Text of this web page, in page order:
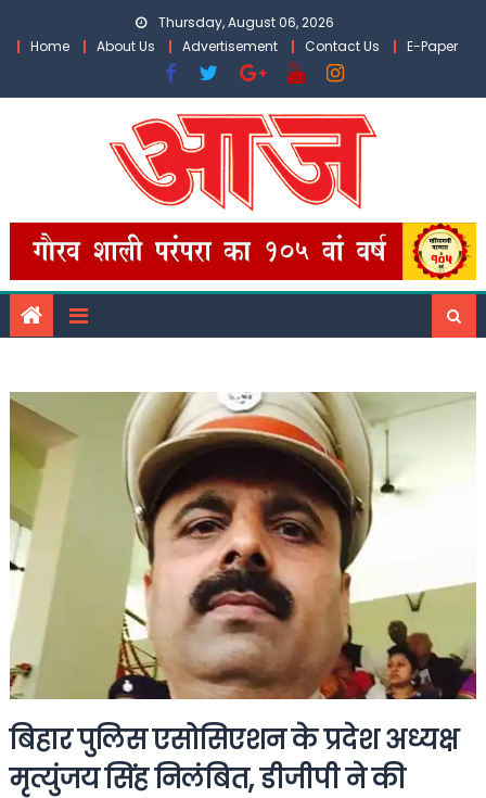
Thursday, August 06, 2026
Home
About Us Advertisement Contact Us E-Paper
बिहार पुलिस एसोसिएशन के प्रदेश अध्यक्ष
मृत्युंजय सिंह निलंबित, डीजीपी ने की